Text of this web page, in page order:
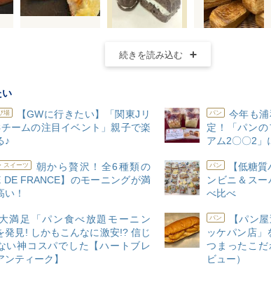
続きを読み込む
い
場
【GWに行きたい】「関東Jリ
ームの注目イベント」親子で楽
♪
パン
今年も
定！「パン
アム2〇〇2」
スイーツ
朝から贅沢！全6種類の
DE FRANCE】のモーニングが満
い！
パン
【低糖
ンビニ＆ス
べ比べ
大満足「パン食べ放題モーニン
発見! しかもこんなに激安!? 信じ
い神コスパでした【ハートブレ
ンティーク】
パン
【パン
ッケパン店」
つまったこだ
ビュー）